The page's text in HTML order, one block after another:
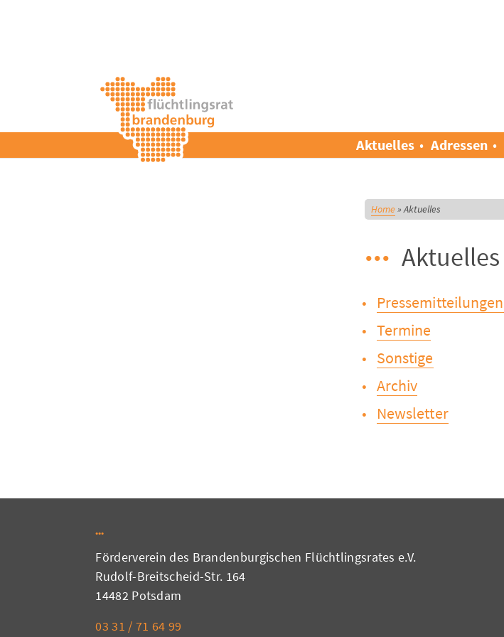
Aktuelles Adressen
Home»Aktuelles
Aktuelles
Pressemitteilungen
Termine
Sonstige
Archiv
Newsletter
Förderverein des Brandenburgischen Flüchtlingsrates e.V.
Rudolf-Breitscheid-Str. 164
14482 Potsdam
03 31 / 71 64 99